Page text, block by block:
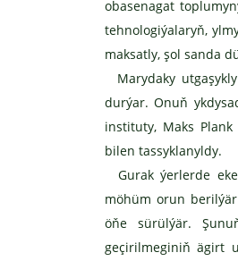
obasenagat
tehnologiýalaryň,
maksatly, şol sanda
Marydaky
durýar. Onuň
instituty, Maks
bilen tassyklanyldy.
Gurak ýerlerde
möhüm orun
öňe sürülýär.
geçirilmeginiň ägirt